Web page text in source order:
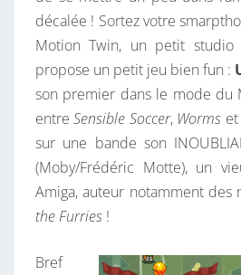
L
L
O
N
!
décalée ! Sortez votre
Motion Twin, un petit studio
propose un petit jeu bien fun :
son premier dans le mode du
entreSensible Soccer, Worms
sur une bande son
(Moby/Frédéric Motte), un
Amiga, auteur notamment des
the Furries !
Bref